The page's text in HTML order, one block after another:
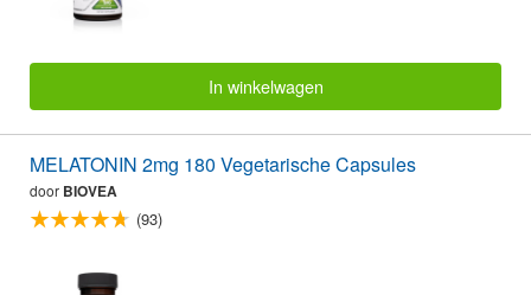
In winkelwagen
MELATONIN 2mg 180 Vegetarische Capsules
door BIOVEA
(93)